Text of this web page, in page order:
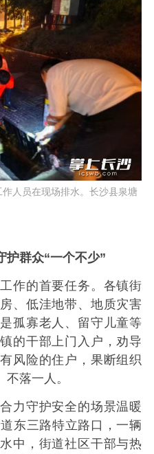
人员在现场排水。长沙县泉塘
护群众“一个不少”
的首要任务。各镇街
、低洼地带、地质灾害
孤寡老人、留守儿童等
的干部上门入户，劝导
风险的住户，果断组织
落一人。
守护安全的场景温暖
东三路特立路口，一辆
中，街道社区干部与热